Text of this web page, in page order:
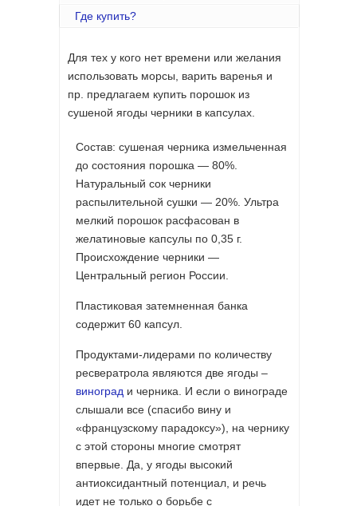
Где купить?
Для тех у кого нет времени или желания
использовать морсы, варить варенья и
пр. предлагаем купить порошок из
сушеной ягоды черники в капсулах.
Состав: сушеная черника измельченная
до состояния порошка — 80%.
Натуральный сок черники
распылительной сушки — 20%. Ультра
мелкий порошок расфасован в
желатиновые капсулы по 0,35 г.
Происхождение черники —
Центральный регион России.
Пластиковая затемненная банка
содержит 60 капсул.
Продуктами-лидерами по количеству
ресвератрола являются две ягоды –
виноград и черника. И если о винограде
слышали все (спасибо вину и
«французскому парадоксу»), на чернику
с этой стороны многие смотрят
впервые. Да, у ягоды высокий
антиоксидантный потенциал, и речь
идет не только о борьбе с